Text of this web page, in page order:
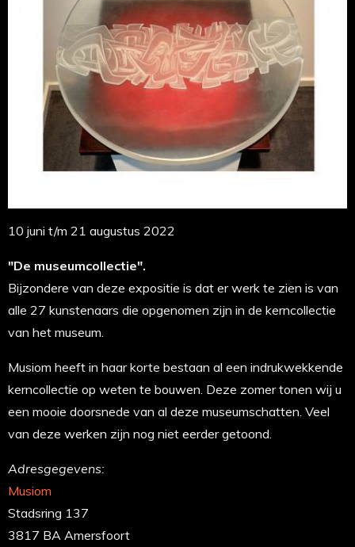
10 juni t/m 21 augustus 2022
"De museumcollectie".
Bijzondere van deze expositie is dat er werk te zien is van
alle 27 kunstenaars die opgenomen zijn in de kerncollectie
van het museum.
Musiom heeft in haar korte bestaan al een indrukwekkende
kerncollectie op weten te bouwen. Deze zomer tonen wij u
een mooie doorsnede van al deze museumschatten. Veel
van deze werken zijn nog niet eerder getoond.
Adresgegevens:
Musiom
Stadsring 137
3817 BA Amersfoort